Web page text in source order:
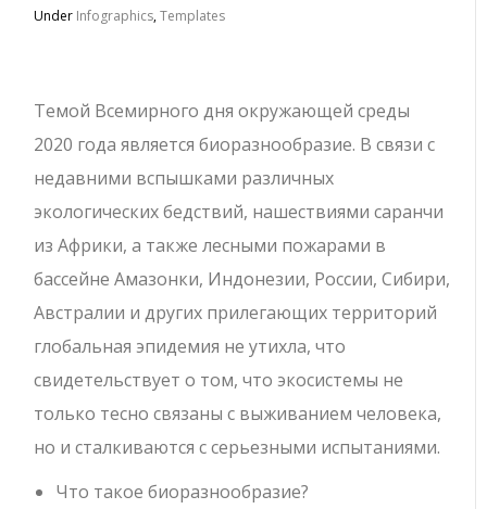
Under Infographics,Templates
Темой Всемирного дня окружающей среды
2020 года является биоразнообразие. В связи с
недавними вспышками различных
экологических бедствий, нашествиями саранчи
из Африки, а также лесными пожарами в
бассейне Амазонки, Индонезии, России, Сибири,
Австралии и других прилегающих территорий
глобальная эпидемия не утихла, что
свидетельствует о том, что экосистемы не
только тесно связаны с выживанием человека,
но и сталкиваются с серьезными испытаниями.
Что такое биоразнообразие?